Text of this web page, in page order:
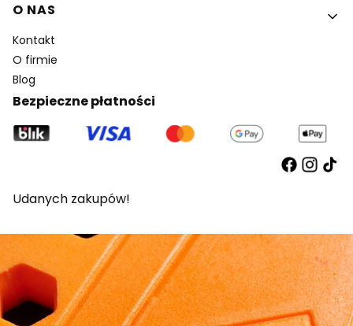
O NAS
Kontakt
O firmie
Blog
Bezpieczne płatności
Udanych zakupów!